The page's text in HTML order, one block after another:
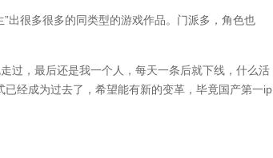
很多很多的同类型的游戏作品。门派多，角色也
，最后还是我一个人，每天一条后就下线，什么活
经成为过去了，希望能有新的变革，毕竟国产第一ip